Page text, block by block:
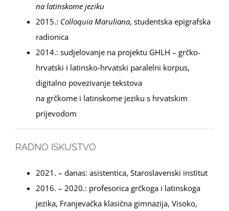
na latinskome jeziku
2015.: Colloquia Maruliana, studentska epigrafska
radionica
2014.: sudjelovanje na projektu GHLH – grčko-
hrvatski i latinsko-hrvatski paralelni korpus,
digitalno povezivanje tekstova
na grčkome i latinskome jeziku s hrvatskim
prijevodom
RADNO ISKUSTVO
2021. – danas: asistentica, Staroslavenski institut
2016. – 2020.: profesorica grčkoga i latinskoga
jezika, Franjevačka klasična gimnazija, Visoko,